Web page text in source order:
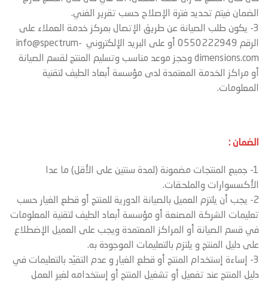
الضمان فيتم تحديد فترة الإصلاح حسب تقرير الفني.
3- يكون طلب الصيانة عن طريق الإتصال بمركز خدمة العملاء على
الرقم 0550222949 أو على البريد الإلكتروني info@spectrum-
dimensions.com وحجز موعد مناسب وتسليم المنتج لقسم الصيانة
أو مراكز الخدمة المعتمدة لدى مؤسسة أبعاد الطيف لتقنية
المعلومات.
الضمان :
1- جميع المنتجات مضمونة (لمدة سنتين على الأقل) ما عدا
الأكسسوارات والملحقات.
2- يجب أن يلتزم العميل بالصيانة الدورية للمنتج أو قطع الغيار حسب
تعليمات الشركة المصنعة أو مؤسسة أبعاد الطيف لتقنية المعلومات
في قسم الصيانة أو المراكز المعتمدة ويجب على العميل الإضطلاع
على دليل المنتج و يلتزم بالتعليمات الموجودة به.
3- إساءة إستخدام المنتج أو قطع الغيار و عدم التقيّد بالتعليمات في
دليل المنتج عند تفعيل أو تشغيل المنتج أو إستخدامه لغير العمل